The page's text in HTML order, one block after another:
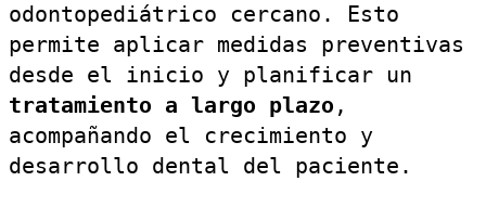
odontopediátrico cercano. Esto
permite aplicar medidas preventivas
desde el inicio y planificar un
tratamiento a largo plazo ,
acompañando el crecimiento y
desarrollo dental del paciente.